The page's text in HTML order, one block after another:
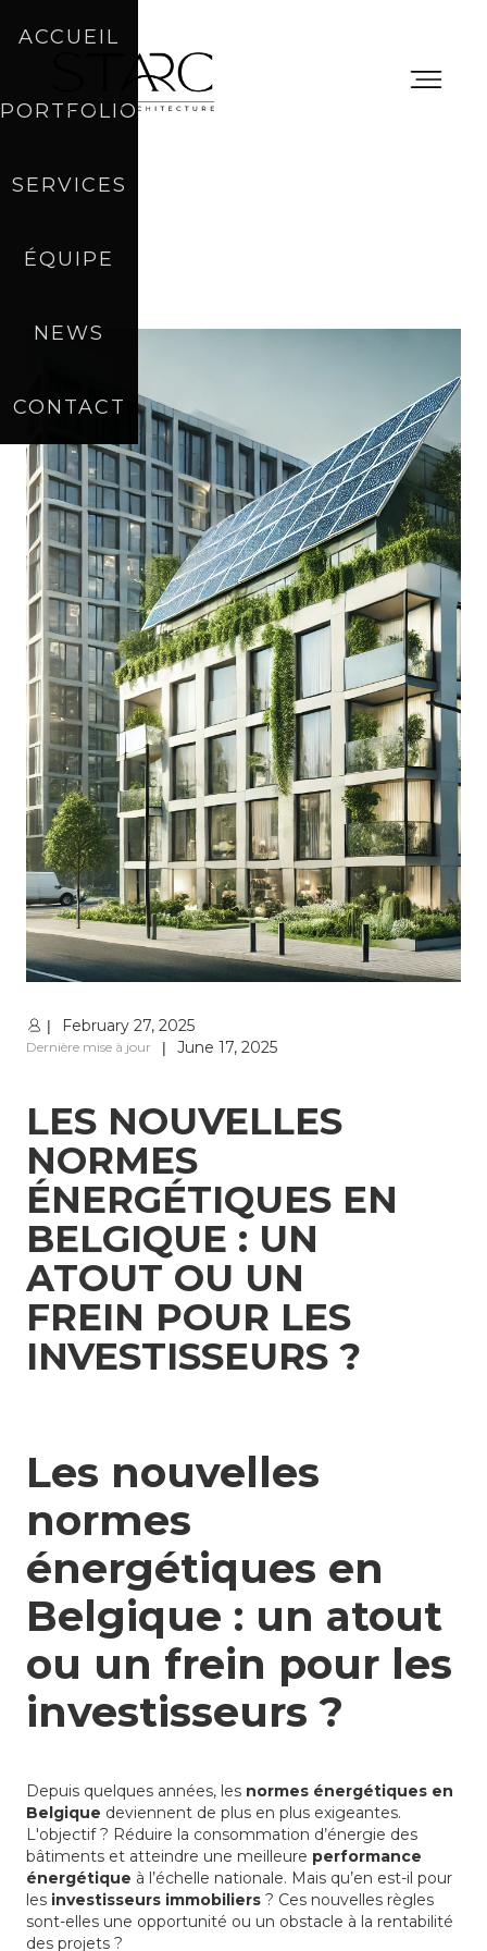
ACCUEIL
PORTFOLIO
SERVICES
ÉQUIPE
NEWS
CONTACT
| February 27, 2025
Dernière mise à jour | June 17, 2025
LES NOUVELLES
NORMES
ÉNERGÉTIQUES EN
BELGIQUE : UN
ATOUT OU UN
FREIN POUR LES
INVESTISSEURS ?
Les nouvelles
normes
énergétiques en
Belgique : un atout
ou un frein pour les
investisseurs ?
Depuis quelques années, les normes énergétiques en
Belgique deviennent de plus en plus exigeantes.
L'objectif ? Réduire la consommation d’énergie des
bâtiments et atteindre une meilleure performance
énergétique à l’échelle nationale. Mais qu’en est-il pour
les investisseurs immobiliers ? Ces nouvelles règles
sont-elles une opportunité ou un obstacle à la rentabilité
des projets ?